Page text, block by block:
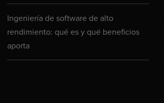
Ingeniería de software de alto
rendimiento: qué es y qué beneficios
aporta